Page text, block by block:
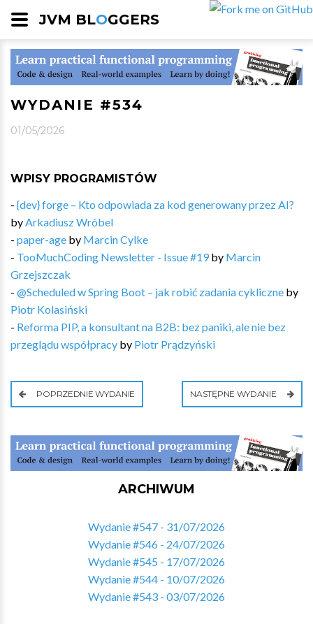
JVM BLOGGERS
WYDANIE #534
01/05/2026
WPISY PROGRAMISTÓW
- {dev} forge – Kto odpowiada za kod generowany przez AI?
by Arkadiusz Wróbel
- paper-age by Marcin Cylke
- TooMuchCoding Newsletter - Issue #19 by Marcin
Grzejszczak
- @Scheduled w Spring Boot – jak robić zadania cykliczne by
Piotr Kolasiński
- Reforma PIP, a konsultant na B2B: bez paniki, ale nie bez
przeglądu współpracy by Piotr Prądzyński
POPRZEDNIE WYDANIE NASTĘPNE WYDANIE
ARCHIWUM
Wydanie #547 - 31/07/2026
Wydanie #546 - 24/07/2026
Wydanie #545 - 17/07/2026
Wydanie #544 - 10/07/2026
Wydanie #543 - 03/07/2026